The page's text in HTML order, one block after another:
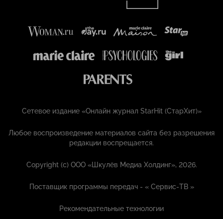
Сетевое издание «Онлайн журнал StarHit (СтарХит)»
Любое воспроизведение материалов сайта без разрешения
редакции воспрещается.
Copyright (с) ООО «Шкулёв Медиа Холдинг», 2026.
Поставщик программы передач - «Сервис-ТВ »
Рекомендательные технологии